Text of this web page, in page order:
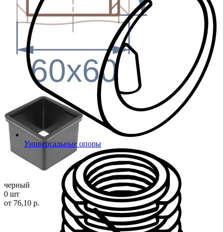
Универсальные опоры
60x60
черный
0 шт
от 76,10 р.